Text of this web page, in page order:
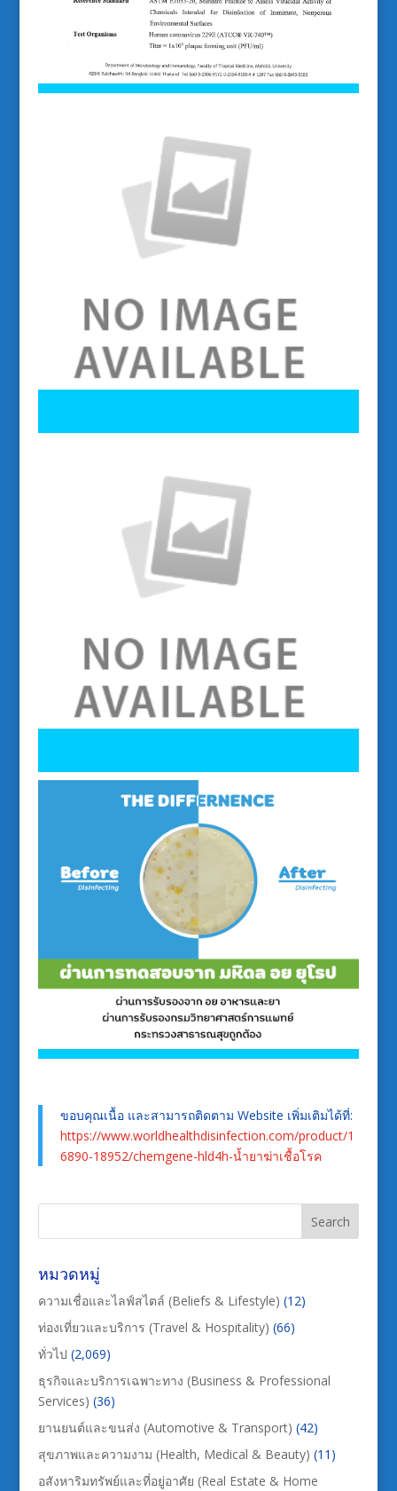
ขอบคุณเนื้อ และสามารถติดตาม Website เพิ่มเติมได้ที่:
https://www.worldhealthdisinfection.com/product/1
6890-18952/chemgene-hld4h-น้ำยาฆ่าเชื้อโรค
หมวดหมู่
ความเชื่อและไลฟ์สไตล์ (Beliefs & Lifestyle) (12)
ท่องเที่ยวและบริการ (Travel & Hospitality) (66)
ทั่วไป (2,069)
ธุรกิจและบริการเฉพาะทาง (Business & Professional
Services) (36)
ยานยนต์และขนส่ง (Automotive & Transport) (42)
สุขภาพและความงาม (Health, Medical & Beauty) (11)
อสังหาริมทรัพย์และที่อยู่อาศัย (Real Estate & Home